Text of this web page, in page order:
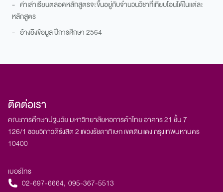
- ค่าเล่าเรียนตลอดหลักสูตรจะขึ้นอยู่กับจำนวนวิชาที่เทียบโอนได้ในแต่ละ
หลักสูตร
- อ้างอิงข้อมูล ปีการศึกษา 2564
ติดต่อเรา
คณะการศึกษาปฐมวัย มหาวิทยาลัยหอการค้าไทย อาคาร 21 ชั้น 7​
126/1 ซอยวิภาวดีรังสิต 2 แขวงรัชดาภิเษก เขตดินแดง กรุงเทพมหานคร
10400
เบอร์โทร
02-697-6664, 095-367-5513